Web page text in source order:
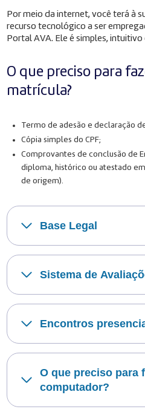
Por meio da internet, você terá à
recurso tecnológico a ser
Portal AVA. Ele é simples, intuitivo
O que preciso para
matrícula?
Termo de adesão e declaração
Cópia simples do CPF;
Comprovantes de conclusão de
diploma, histórico ou atestado
de origem).
Base Legal
Sistema de
Encontros
O que preciso para
computador?